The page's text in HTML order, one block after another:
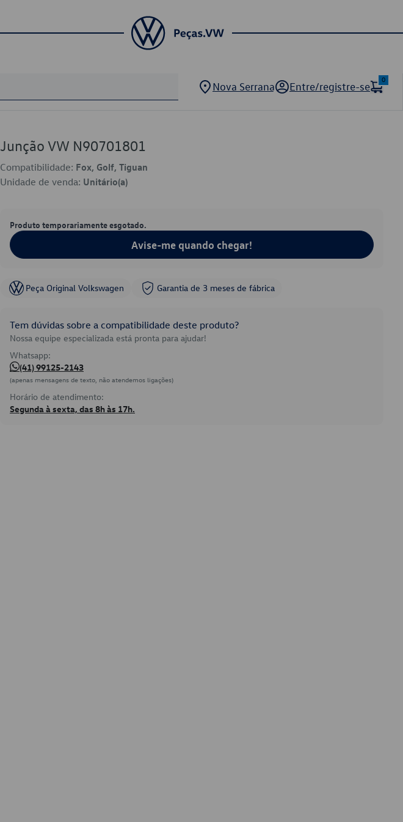
Nova Serrana Entre/registre-se
0
Junção VW N90701801
Compatibilidade: Fox, Golf, Tiguan
Unidade de venda: Unitário(a)
Produto temporariamente esgotado.
Avise-me quando chegar!
Peça Original Volkswagen Garantia de 3 meses de fábrica
Tem dúvidas sobre a compatibilidade deste produto?
Nossa equipe especializada está pronta para ajudar!
Whatsapp:
(41) 99125-2143
(apenas mensagens de texto, não atendemos ligações)
Horário de atendimento:
Segunda à sexta, das 8h às 17h.